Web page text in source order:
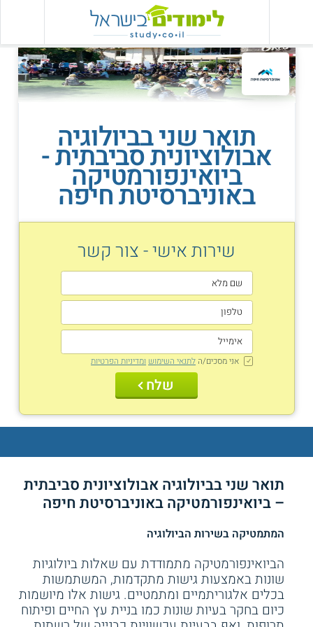
תואר שני בביולוגיה
אבולוציונית סביבתית -
ביואינפורמטיקה
באוניברסיטת חיפה
שירות אישי - צור קשר
אני מסכים/ה לתנאי השימוש ומדיניות הפרטיות
שלח
תואר שני בביולוגיה אבולוציונית סביבתית
– ביואינפורמטיקה באוניברסיטת חיפה
המתמטיקה בשירות הביולוגיה
הביואינפורמטיקה מתמודדת עם שאלות ביולוגיות
שונות באמצעות גישות מתקדמות, המשתמשות
בכלים אלגוריתמיים ומתמטיים. גישות אלו מיושמות
כיום בחקר בעיות שונות כמו בניית עץ החיים ופיתוח